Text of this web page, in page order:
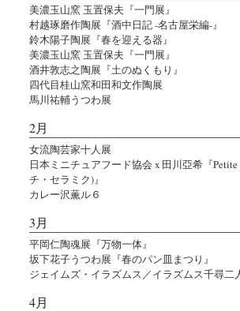
美濃玉山窯 玉置保夫『一門展』
村越琢磨作陶展『酒中日記 -名古屋栄編-』
鈴木陽子陶展『春を迎える器』
美濃玉山窯 玉置保夫『一門展』
酒井敦志之陶展『土のぬくもり』
四代目桂山窯和田和文作陶展
馬川祐輔うつわ展
2月
女流陶芸家十人展
日本ミニチュアフード協会 x 田川亞希『Petite
チ・セラミク)』
カレー沢薫ル６
3月
平岡仁陶魂展『万物一体』
坂下花子うつわ展『春のパン皿まつり』
ジェイムズ・イラズムス／イラズムス千尋二
4月